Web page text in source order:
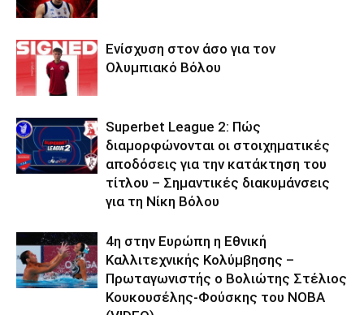
Ενίσχυση στον άσο για τον
Ολυμπιακό Βόλου
Superbet League 2: Πώς
διαμορφώνονται οι στοιχηματικές
αποδόσεις για την κατάκτηση του
τίτλου – Σημαντικές διακυμάνσεις
για τη Νίκη Βόλου
4η στην Ευρώπη η Εθνική
Καλλιτεχνικής Κολύμβησης –
Πρωταγωνιστής ο Βολιώτης Στέλιος
Κουκουσέλης-Φούσκης του ΝΟΒΑ